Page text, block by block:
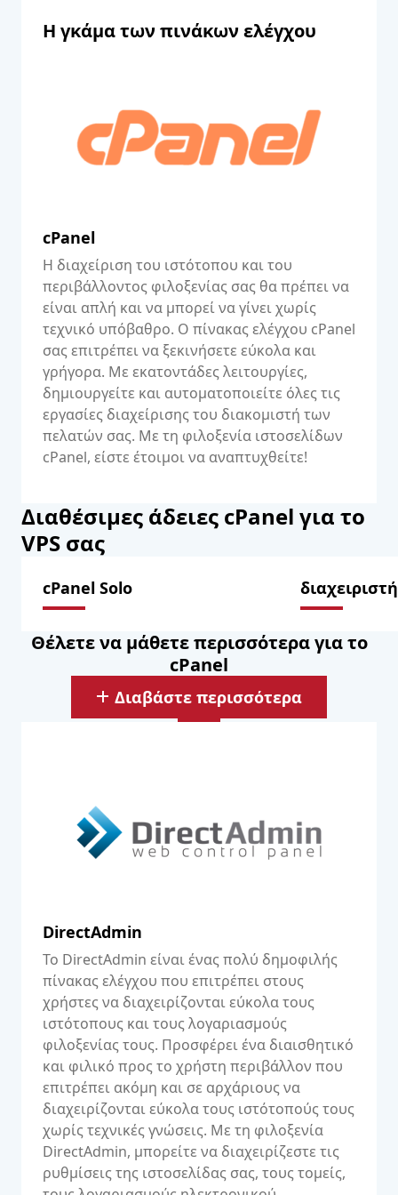
Η γκάμα των πινάκων ελέγχου
cPanel
Η διαχείριση του ιστότοπου και του
περιβάλλοντος φιλοξενίας σας θα πρέπει να
είναι απλή και να μπορεί να γίνει χωρίς
τεχνικό υπόβαθρο. Ο πίνακας ελέγχου cPanel
σας επιτρέπει να ξεκινήσετε εύκολα και
γρήγορα. Με εκατοντάδες λειτουργίες,
δημιουργείτε και αυτοματοποιείτε όλες τις
εργασίες διαχείρισης του διακομιστή των
πελατών σας. Με τη φιλοξενία ιστοσελίδων
cPanel, είστε έτοιμοι να αναπτυχθείτε!
Διαθέσιμες άδειες cPanel για το
VPS σας
cPanel Solo
Θέλετε να μάθετε περισσότερα για το
cPanel
Διαβάστε περισσότερα
DirectAdmin
Το DirectAdmin είναι ένας πολύ δημοφιλής
πίνακας ελέγχου που επιτρέπει στους
χρήστες να διαχειρίζονται εύκολα τους
ιστότοπους και τους λογαριασμούς
φιλοξενίας τους. Προσφέρει ένα διαισθητικό
και φιλικό προς το χρήστη περιβάλλον που
επιτρέπει ακόμη και σε αρχάριους να
διαχειρίζονται εύκολα τους ιστότοπούς τους
χωρίς τεχνικές γνώσεις. Με τη φιλοξενία
DirectAdmin, μπορείτε να διαχειρίζεστε τις
ρυθμίσεις της ιστοσελίδας σας, τους τομείς,